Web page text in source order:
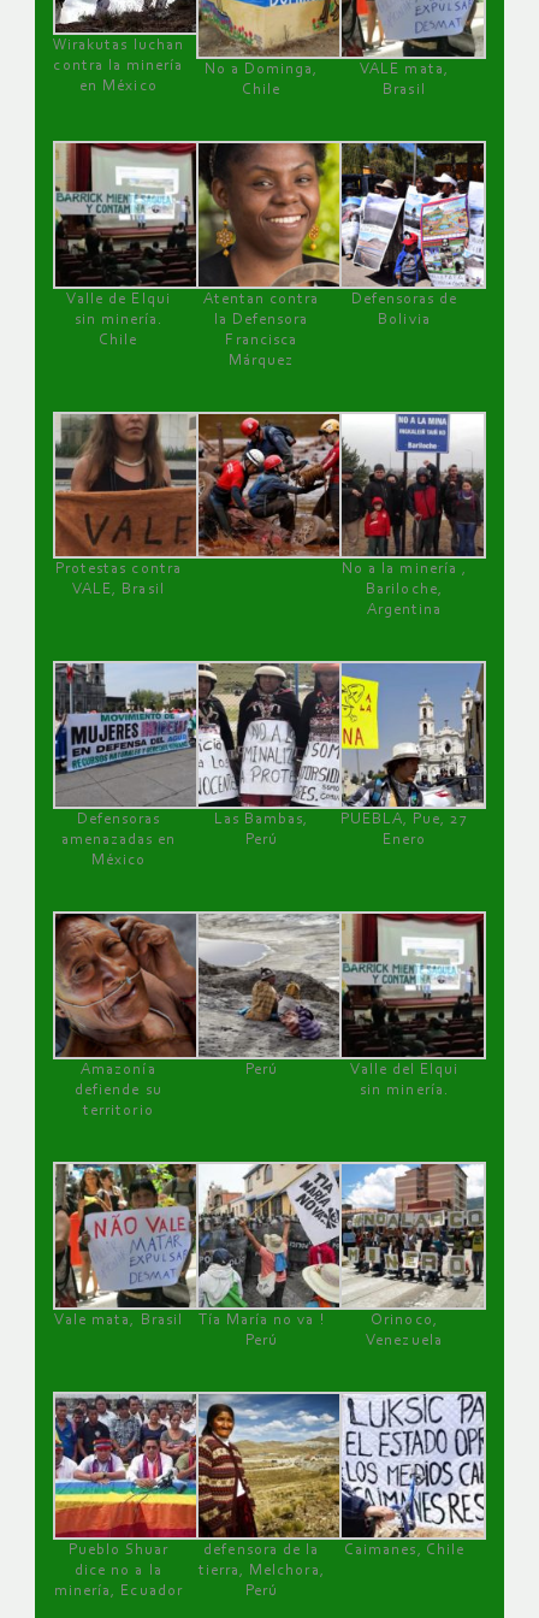
Wirakutas luchan
contra la minería
en México
No a Dominga,
Chile
VALE mata,
Brasil
Valle de Elqui
sin minería.
Chile
Atentan contra
la Defensora
Francisca
Márquez
Defensoras de
Bolivia
Protestas contra
VALE, Brasil
No a la minería ,
Bariloche,
Argentina
Defensoras
amenazadas en
México
Las Bambas,
Perú
PUEBLA, Pue, 27
Enero
Amazonía
defiende su
territorio
Perú
Valle del Elqui
sin minería.
Vale mata, Brasil
Tía María no va !
Perú
Orinoco,
Venezuela
Pueblo Shuar
dice no a la
minería, Ecuador
defensora de la
tierra, Melchora,
Perú
Caimanes, Chile